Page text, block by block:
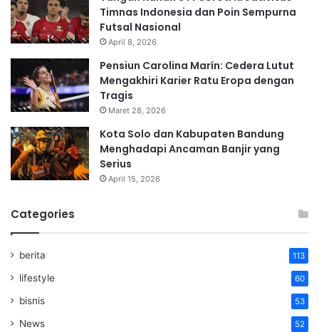
Timnas Indonesia dan Poin Sempurna
Futsal Nasional
April 8, 2026
Pensiun Carolina Marín: Cedera Lutut
Mengakhiri Karier Ratu Eropa dengan
Tragis
Maret 28, 2026
Kota Solo dan Kabupaten Bandung
Menghadapi Ancaman Banjir yang
Serius
April 15, 2026
Categories
berita 113
lifestyle 60
bisnis 53
News 52